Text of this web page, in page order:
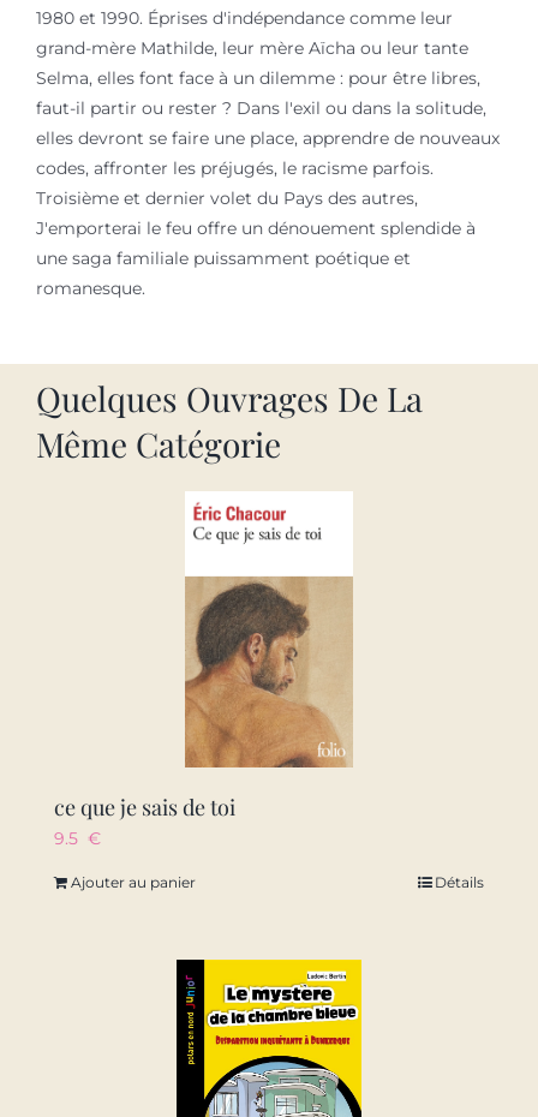
1980 et 1990. Éprises d'indépendance comme leur
grand-mère Mathilde, leur mère Aïcha ou leur tante
Selma, elles font face à un dilemme : pour être libres,
faut-il partir ou rester ? Dans l'exil ou dans la solitude,
elles devront se faire une place, apprendre de nouveaux
codes, affronter les préjugés, le racisme parfois.
Troisième et dernier volet du Pays des autres,
J'emporterai le feu offre un dénouement splendide à
une saga familiale puissamment poétique et
romanesque.
Quelques Ouvrages De La
Même Catégorie
ce que je sais de toi
9.5 €
Ajouter au panier Détails